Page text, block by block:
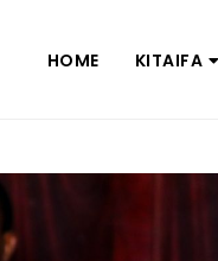
HOME KITAIFA